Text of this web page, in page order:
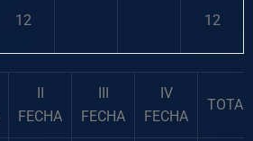
12 12
II
FECHA
III
FECHA
IV
FECHA
TOTAL